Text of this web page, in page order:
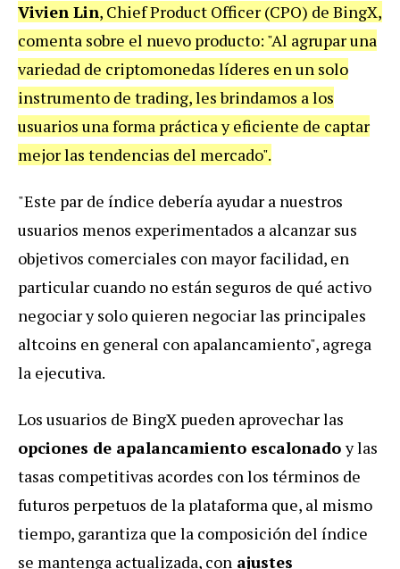
Vivien Lin, Chief Product Officer (CPO) de BingX,
comenta sobre el nuevo producto: "Al agrupar una
variedad de criptomonedas líderes en un solo
instrumento de trading, les brindamos a los
usuarios una forma práctica y eficiente de captar
mejor las tendencias del mercado".
"Este par de índice debería ayudar a nuestros
usuarios menos experimentados a alcanzar sus
objetivos comerciales con mayor facilidad, en
particular cuando no están seguros de qué activo
negociar y solo quieren negociar las principales
altcoins en general con apalancamiento", agrega
la ejecutiva.
Los usuarios de BingX pueden aprovechar las
opciones de apalancamiento escalonadoy las
tasas competitivas acordes con los términos de
futuros perpetuos de la plataforma que, al mismo
tiempo, garantiza que la composición del índice
se mantenga actualizada, con ajustes